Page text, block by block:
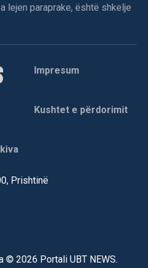
me premierë botërore në
të Filmit në Cannes, në majin
e përshkruar me sytë dhe
vëmendje tek mori çmimin
që ndahet nga seksioni
lejen paraprake, është shkelje
Impresum
Kushtet e përdorimit
Prishtinë
© 2026 Portali UBT NEWS.